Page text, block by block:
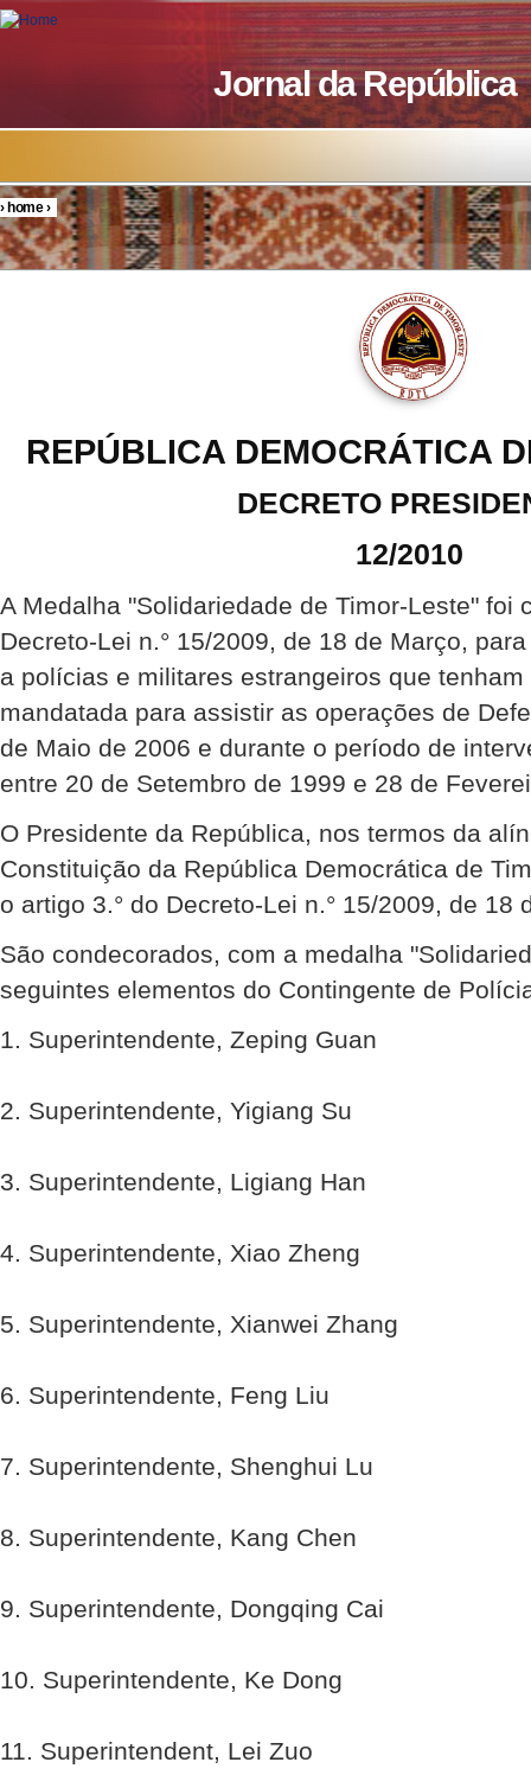
Skip to main content
Jornal da República
You are here
›home›
REPÚBLICA DEMOCRÁTICA
DECRETO
12/2010
A Medalha "Solidariedade de Timor-Leste" foi
Decreto-Lei n.° 15/2009, de 18 de Março,
a polícias e militares estrangeiros que
mandatada para assistir as operações de
de Maio de 2006 e durante o período de
entre 20 de Setembro de 1999 e 28 de
O Presidente da República, nos termos da
Constituição da República Democrática de
o artigo 3.° do Decreto-Lei n.° 15/2009, de 18
São condecorados, com a medalha
seguintes elementos do Contingente de
1. Superintendente, Zeping Guan
2. Superintendente, Yigiang Su
3. Superintendente, Ligiang Han
4. Superintendente, Xiao Zheng
5. Superintendente, Xianwei Zhang
6. Superintendente, Feng Liu
7. Superintendente, Shenghui Lu
8. Superintendente, Kang Chen
9. Superintendente, Dongqing Cai
10. Superintendente, Ke Dong
11. Superintendent, Lei Zuo